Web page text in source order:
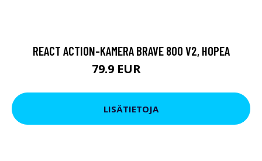
REACT ACTION-KAMERA BRAVE 800 V2, HOPEA
79.9 EUR
LISÄTIETOJA